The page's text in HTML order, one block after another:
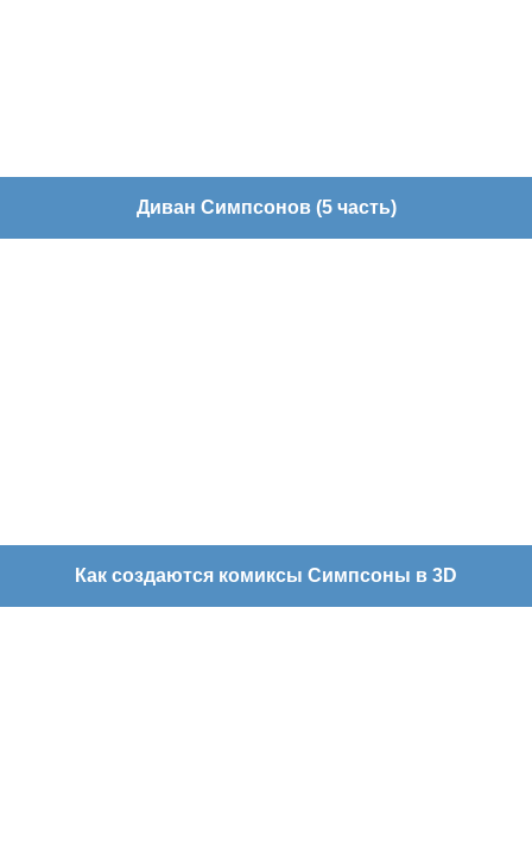
Диван Симпсонов (5 часть)
Как создаются комиксы Симпсоны в 3D